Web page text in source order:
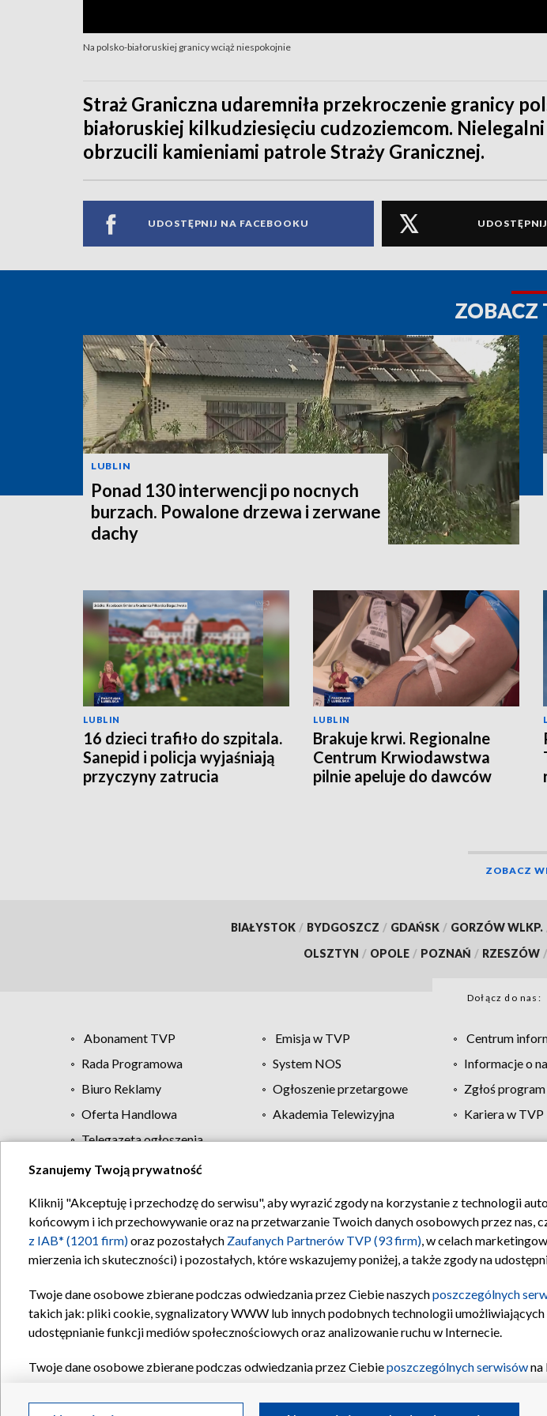
Na polsko-białoruskiej granicy wciąż niespokojnie
Straż Graniczna udaremniła przekroczenie granicy
białoruskiej kilkudziesięciu cudzoziemcom.
obrzucili kamieniami patrole Straży Granicznej.
UDOSTĘPNIJ NA FACEBOOKU
ZOBACZ
LUBLIN
Ponad 130 interwencji po nocnych
burzach. Powalone drzewa i zerwane
dachy
LUBLIN
16 dzieci trafiło do szpitala.
Sanepid i policja wyjaśniają
przyczyny zatrucia
LUBLIN
Brakuje krwi. Regionalne
Centrum Krwiodawstwa
pilnie apeluje do dawców
ZOBACZ
BIAŁYSTOK / BYDGOSZCZ / GDAŃSK / GORZÓW WLKP.
OLSZTYN / OPOLE / POZNAŃ / RZESZÓW /
Dołącz do nas:
Abonament TVP Emisja w TVP Centrum
Rada Programowa
System NOS Informacje o
Biuro Reklamy
Ogłoszenie przetargowe Zgłoś
Oferta Handlowa
Akademia Telewizyjna Kariera w TVP
Telegazeta ogłoszenia
Regulamin TVP Polityka prywatności Moje
Szanujemy Twoją prywatność
Kliknij "Akceptuję i przechodzę do serwisu", aby wyrazić zgody na korzystanie z technologii
końcowym i ich przechowywanie oraz na przetwarzanie Twoich danych osobowych przez nas,
z IAB* (1201 firm)oraz pozostałych Zaufanych Partnerów TVP (93 firm), w celach
mierzenia ich skuteczności) i pozostałych, które wskazujemy poniżej, a także zgody na
Twoje dane osobowe zbierane podczas odwiedzania przez Ciebie naszychposzczególnych
takich jak: pliki cookie, sygnalizatory WWW lub innych podobnych technologii
udostępnianie funkcji mediów społecznościowych oraz analizowanie ruchu w Internecie.
Twoje dane osobowe zbierane podczas odwiedzania przez Ciebieposzczególnych serwisówna
Partnerów TVPdla realizacji następujących celów i funkcji: przechowywania informacji na